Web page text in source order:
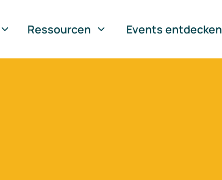
Ressourcen Events entdecken